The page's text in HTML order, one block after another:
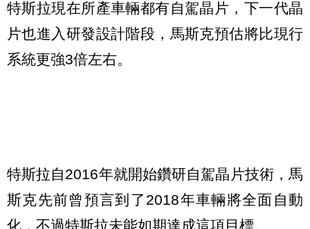
特斯拉現在所產車輛都有自駕晶片，下一代晶
片也進入研發設計階段，馬斯克預估將比現行
系統更強3倍左右。
特斯拉自2016年就開始鑽研自駕晶片技術，馬
斯克先前曾預言到了2018年車輛將全面自動
化，不過特斯拉未能如期達成這項目標。